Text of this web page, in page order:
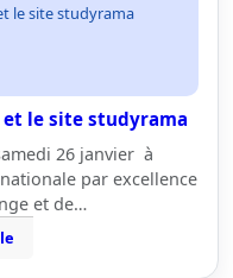
le site studyrama
le site studyrama
26 janvier à
par excellence
et de…